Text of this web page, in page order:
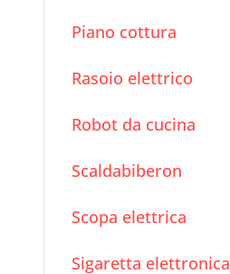
Piano cottura
Rasoio elettrico
Robot da cucina
Scaldabiberon
Scopa elettrica
Sigaretta elettronica